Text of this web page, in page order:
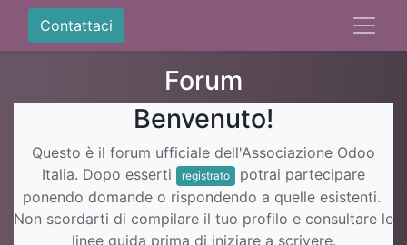
Contattaci
Forum
Benvenuto!
Questo è il forum ufficiale dell'Associazione Odoo
Italia. Dopo esserti
registrato
potrai partecipare
ponendo domande o rispondendo a quelle esistenti.
Non scordarti di compilare il tuo profilo e consultare le
linee guida prima di iniziare a scrivere.